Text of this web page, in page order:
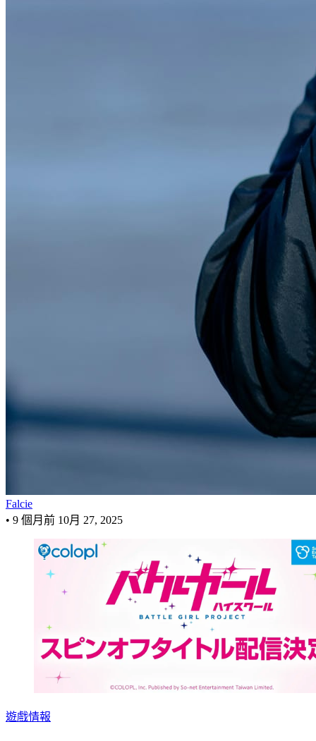
Falcie
• 9 個月前 10月 27, 2025
遊戲情報